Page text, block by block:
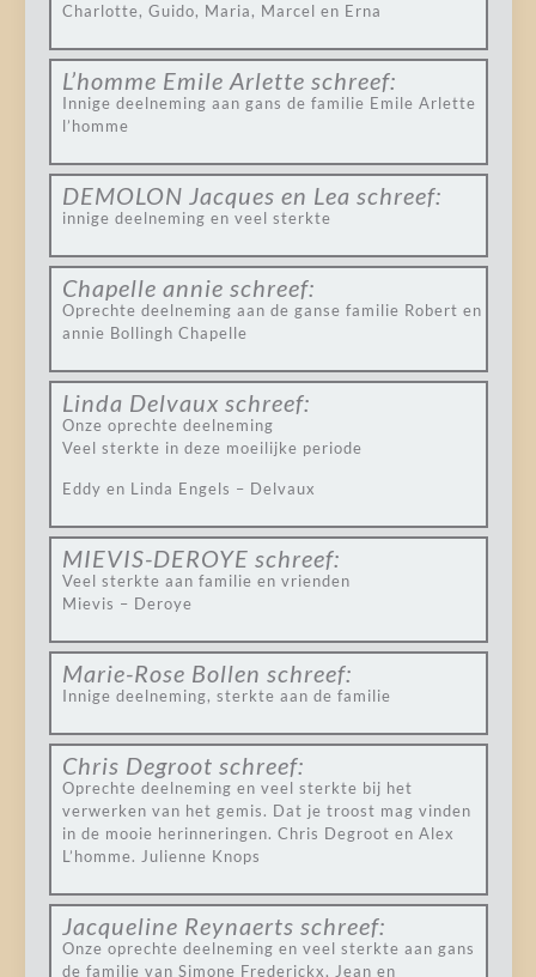
Charlotte, Guido, Maria, Marcel en Erna
L’homme Emile Arlette schreef:
Innige deelneming aan gans de familie Emile Arlette
l’homme
DEMOLON Jacques en Lea schreef:
innige deelneming en veel sterkte
Chapelle annie schreef:
Oprechte deelneming aan de ganse familie Robert en
annie Bollingh Chapelle
Linda Delvaux schreef:
Onze oprechte deelneming
Veel sterkte in deze moeilijke periode
Eddy en Linda Engels – Delvaux
MIEVIS-DEROYE schreef:
Veel sterkte aan familie en vrienden
Mievis – Deroye
Marie-Rose Bollen schreef:
Innige deelneming, sterkte aan de familie
Chris Degroot schreef:
Oprechte deelneming en veel sterkte bij het
verwerken van het gemis. Dat je troost mag vinden
in de mooie herinneringen. Chris Degroot en Alex
L’homme. Julienne Knops
Jacqueline Reynaerts schreef:
Onze oprechte deelneming en veel sterkte aan gans
de familie van Simone Frederickx, Jean en